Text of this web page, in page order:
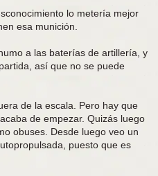
lo metería mejor
esa munición.
a las baterías de artillería, y
así que no se puede
de la escala. Pero hay que
de empezar. Quizás luego
obuses. Desde luego veo un
puesto que es